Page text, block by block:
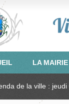
LA MAIRIE
de la ville :